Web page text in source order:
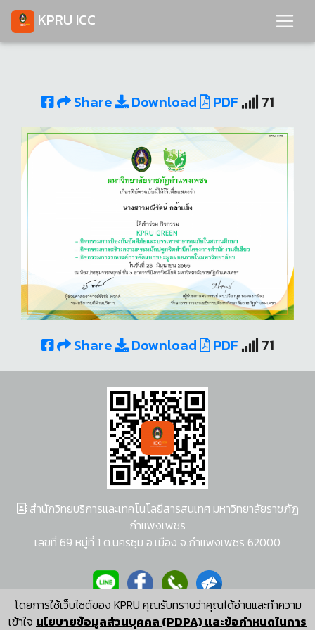
KPRU ICC
Share Download PDF 71
Share Download PDF 71
โดยการใช้เว็บไซต์ของ KPRU คุณรับทราบว่าคุณได้อ่านและทำความ
เข้าใจ นโยบายข้อมูลส่วนบุคคล (PDPA) และข้อกำหนดในการ
สำนักวิทยบริการและเทคโนโลยีสารสนเทศ มหาวิทยาลัยราชภัฏ
กำแพงเพชร
เลขที่ 69 หมู่ที่ 1 ต.นครชุม อ.เมือง จ.กำแพงเพชร 62000
ผู้พัฒนาระบบ อนุชา พวงผกา